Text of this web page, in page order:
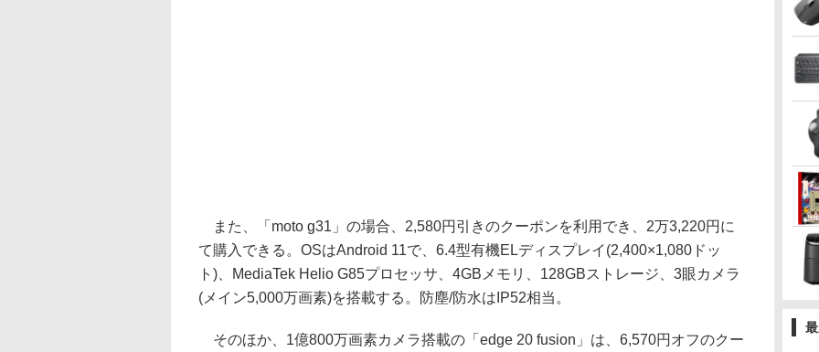
また、「moto g31」の場合、2,580円引きのクーポンを利用でき、2万3,220円に
て購入できる。OSはAndroid 11で、6.4型有機ELディスプレイ(2,400×1,080ドッ
ト)、MediaTek Helio G85プロセッサ、4GBメモリ、128GBストレージ、3眼カメラ
(メイン5,000万画素)を搭載する。防塵/防水はIP52相当。
そのほか、1億800万画素カメラ搭載の「edge 20 fusion」は、6,570円オフのクー